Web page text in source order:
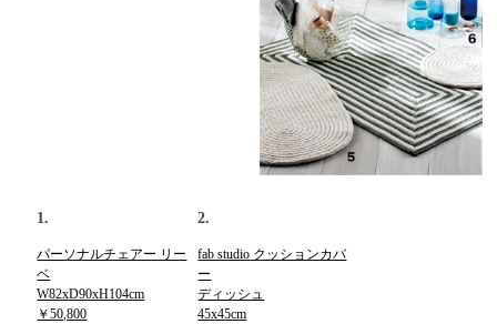
1.
パーソナルチェアー リー
ベ
W82xD90xH104cm
￥50,800
2.
fab studio クッションカバ
ー
ディッシュ
45x45cm